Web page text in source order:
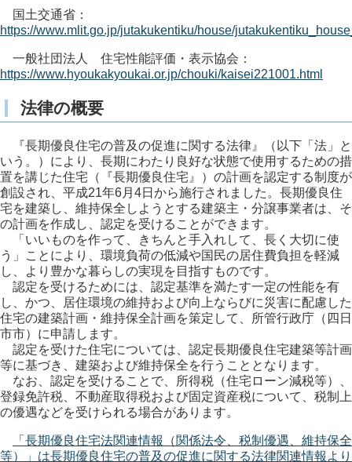
国土交通省：
https://www.mlit.go.jp/jutakukentiku/house/
一般社団法人 住宅性能評価・表示協会：
https://www.hyoukakyoukai.or.jp/chouki/kaisei221001.html
法律の概要
『長期優良住宅の普及の促進に関する法律』（以下「法」と
いう。）により、長期にわたり良好な状態で使用するための措
置を講じた住宅（『長期優良住宅』）の計画を認定する制度が
創設され、平成21年6月4日から施行されました。長期優良住
宅を建築し、維持保全しようとする建築主・分譲事業者は、そ
の計画を作成し、認定を受けることができます。
「いいものを作って、きちんと手入れして、長く大切に使
う」ことにより、環境負荷の低減や国民の居住費負担を軽減
し、より豊かな暮らしの実現を目指すものです。
認定を受けるためには、認定基準を満たす一定の性能を有
し、かつ、居住環境の維持および向上ならびに災害に配慮した
住宅の建築計画・維持保全計画を策定して、所管行政庁（四日
市市）に申請します。
認定を受けた住宅については、認定長期優良住宅建築等計画
等に基づき、建築および維持保全を行うこととなります。
なお、認定を受けることで、所得税（住宅ローン減税等）、
登録免許税、不動産取得税および固定資産税について、税制上
の優遇などを受けられる場合があります。
「長期優良住宅法関連情報（関係法令、税制優遇、維持保全
等）」は長期優良住宅の普及の促進に関する法律関連情報より